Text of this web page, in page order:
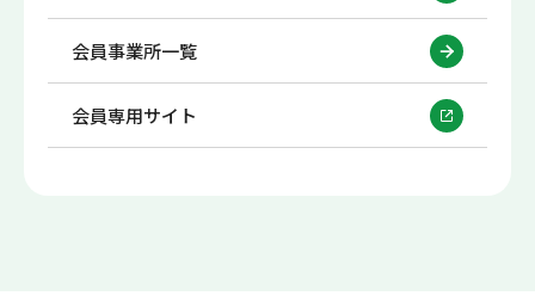
会員事業所一覧
会員専用サイト